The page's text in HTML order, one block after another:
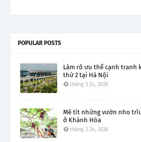
POPULAR POSTS
Làm rõ ưu thế cạnh tranh
thứ 2 tại Hà Nội
tháng 3 24, 2026
Mê tít những vườn nho
ở Khánh Hòa
tháng 3 24, 2026